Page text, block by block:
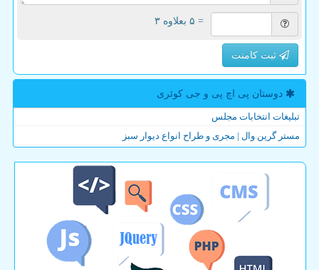
= ۵ بعلاوه ۳
ثبت کامنت
دوستان پی اچ پی و جی كوئری
تبلیغات انتخابات مجلس
مستر گرین وال | مجری و طراح انواع دیوار سبز